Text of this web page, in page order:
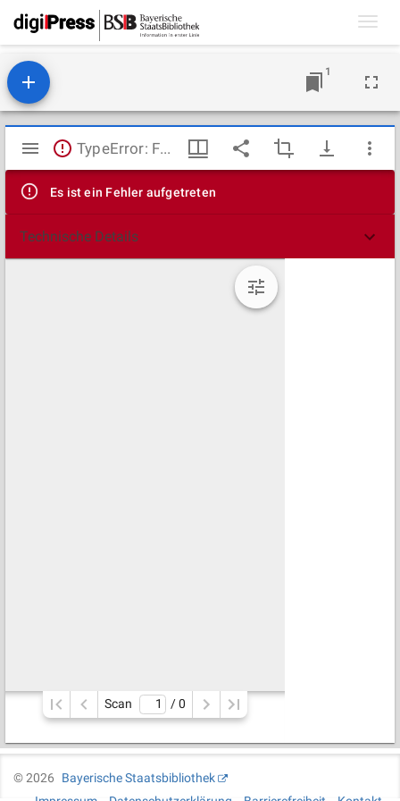
1
Mirador
Viewer
TypeError: Failed to fetch
Es ist ein Fehler aufgetreten
Technische Details
Scan / 0
©2026
Bayerische Staatsbibliothek